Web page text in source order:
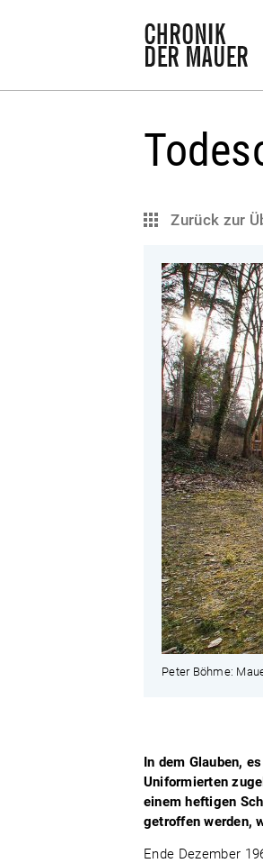
Zurück zur
Peter Böhme:
In dem Glauben,
Uniformierten
einem heftigen
getroffen werden,
Ende Dezember